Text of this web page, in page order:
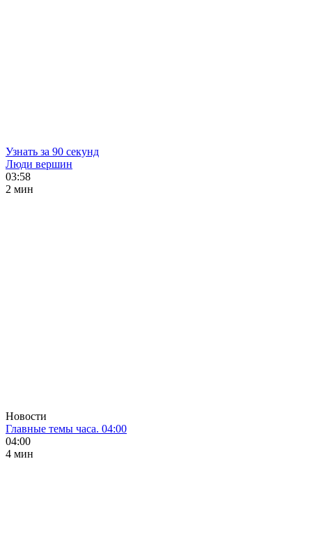
Узнать за 90 секунд
Люди вершин
03:58
2 мин
Новости
Главные темы часа. 04:00
04:00
4 мин